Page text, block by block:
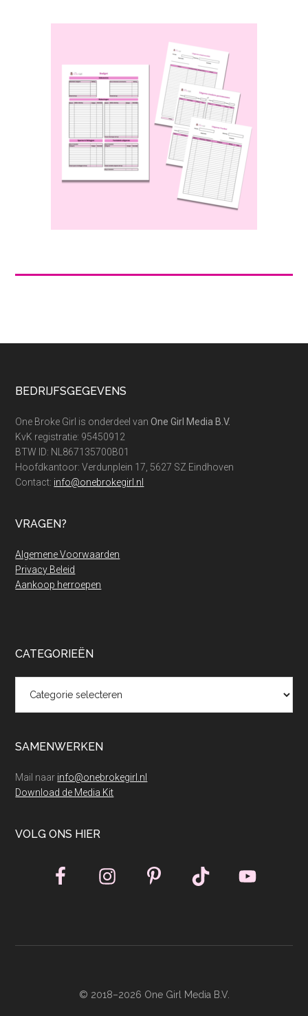
Footer
BEDRIJFSGEGEVENS
One Broke Girl is onderdeel vanOne Girl Media B.V.
KvK registratie: 95450912
BTW ID: NL867135700B01
Hoofdkantoor: Verdunplein 17, 5627 SZ Eindhoven
Contact: info@onebrokegirl.nl
VRAGEN?
Algemene Voorwaarden
Privacy Beleid
Aankoop herroepen
CATEGORIEËN
SAMENWERKEN
Mail naar info@onebrokegirl.nl
Download de Media Kit
VOLG ONS HIER
© 2018–2026 One Girl Media B.V.